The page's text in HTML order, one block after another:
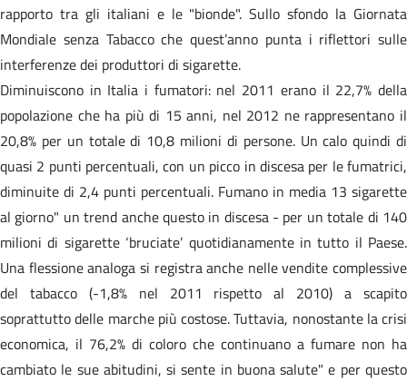
rapporto tra gli italiani e le "bionde". Sullo sfondo la Giornata
Mondiale senza Tabacco che quest’anno punta i riflettori sulle
interferenze dei produttori di sigarette.
Diminuiscono in Italia i fumatori: nel 2011 erano il 22,7% della
popolazione che ha più di 15 anni, nel 2012 ne rappresentano il
20,8% per un totale di 10,8 milioni di persone. Un calo quindi di
quasi 2 punti percentuali, con un picco in discesa per le fumatrici,
diminuite di 2,4 punti percentuali. Fumano in media 13 sigarette
al giorno" un trend anche questo in discesa - per un totale di 140
milioni di sigarette ‘bruciate’ quotidianamente in tutto il Paese.
Una flessione analoga si registra anche nelle vendite complessive
del tabacco (-1,8% nel 2011 rispetto al 2010) a scapito
soprattutto delle marche più costose. Tuttavia, nonostante la crisi
economica, il 76,2% di coloro che continuano a fumare non ha
cambiato le sue abitudini, si sente in buona salute" e per questo